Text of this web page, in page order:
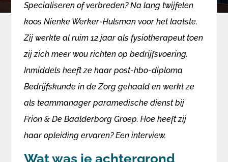
Specialiseren of verbreden? Na lang twijfelen
koos Nienke Werker-Hulsman voor het laatste.
Zij werkte al ruim 12 jaar als fysiotherapeut toen
zij zich meer wou richten op bedrijfsvoering.
Inmiddels heeft ze haar post-hbo-diploma
Bedrijfskunde in de Zorg gehaald en werkt ze
als teammanager paramedische dienst bij
Frion & De Baalderborg Groep. Hoe heeft zij
haar opleiding ervaren? Een interview.
​Wat was je achtergrond